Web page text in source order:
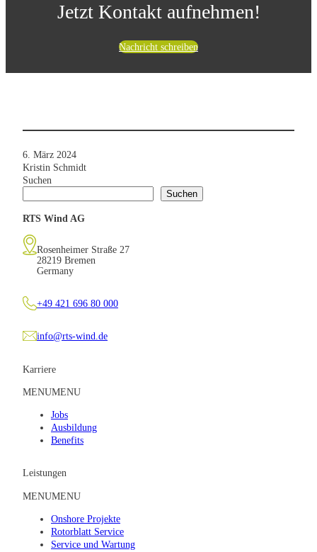
Jetzt Kontakt aufnehmen!
Nachricht schreiben
6. März 2024
Kristin Schmidt
Suchen
Suchen
RTS Wind AG
Rosenheimer Straße 27
28219 Bremen
Germany
+49 421 696 80 000
info@rts-wind.de
Karriere
MENUMENU
Jobs
Ausbildung
Benefits
Leistungen
MENUMENU
Onshore Projekte
Rotorblatt Service
Service und Wartung